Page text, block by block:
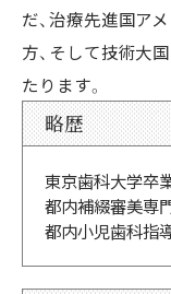
だ、治療先進国ア
方、そして技術大
たります。
略歴
東京歯科大学卒
都内補綴審美専
都内小児歯科指